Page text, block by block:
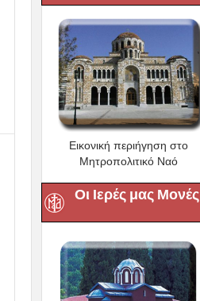
Εικονική περιήγηση στο
Μητροπολιτικό Ναό
Οι Ιερές μας Μονές